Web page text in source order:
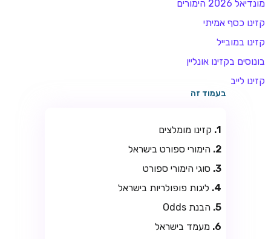
מונדיאל 2026 הימורים
קזינו כסף אמיתי
קזינו במובייל
בונוסים בקזינו אונליין
קזינו לייב
בעמוד זה
קזינו מומלצים
הימורי ספורט בישראל
סוגי הימורי ספורט
ליגות פופולריות בישראל
הבנת Odds
מעמד בישראל